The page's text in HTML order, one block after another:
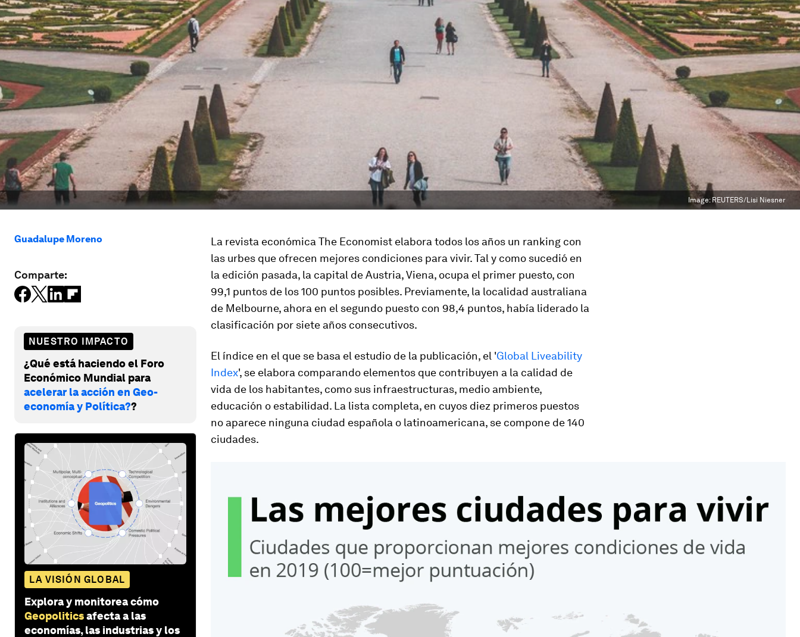
Image: REUTERS/Lisi Niesner
Guadalupe Moreno
Comparte:
NUESTRO IMPACTO
¿Qué está haciendo el Foro
Económico Mundial para
acelerar la acción en Geo-
economía y Política??
LA VISIÓN GLOBAL
Explora y monitorea cómo
Geopoliticsafecta a las
economías, las industrias y los
La revista económica The Economist elabora todos los años un ranking con
las urbes que ofrecen mejores condiciones para vivir. Tal y como sucedió en
la edición pasada, la capital de Austria, Viena, ocupa el primer puesto, con
99,1 puntos de los 100 puntos posibles. Previamente, la localidad australiana
de Melbourne, ahora en el segundo puesto con 98,4 puntos, había liderado la
clasificación por siete años consecutivos.
El índice en el que se basa el estudio de la publicación, el 'Global Liveability
Index', se elabora comparando elementos que contribuyen a la calidad de
vida de los habitantes, como sus infraestructuras, medio ambiente,
educación o estabilidad. La lista completa, en cuyos diez primeros puestos
no aparece ninguna ciudad española o latinoamericana, se compone de 140
ciudades.